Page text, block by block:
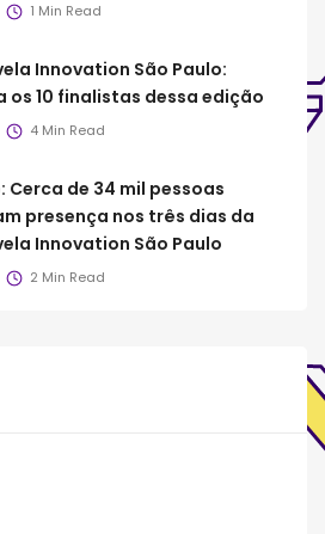
1 Min Read
Innovation São Paulo:
os 10 finalistas dessa edição
4 Min Read
Cerca de 34 mil pessoas
presença nos três dias da
Innovation São Paulo
2 Min Read